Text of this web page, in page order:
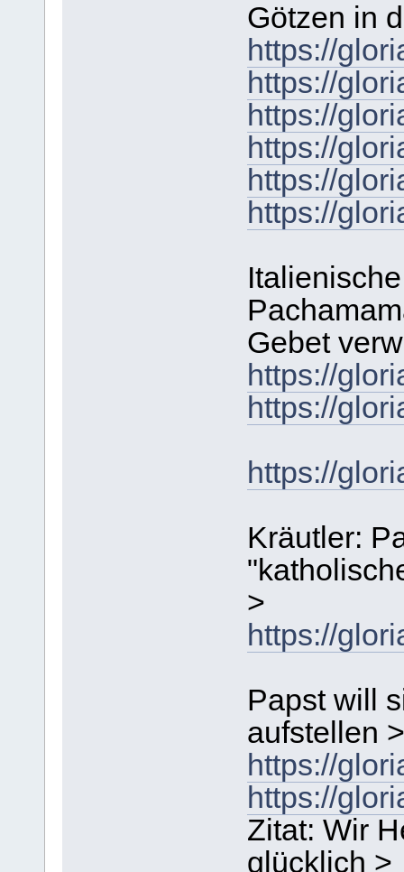
Götzen in
https://
https://
https://
https://
https://
https://
Gebet
https://
https://
https://
Kräutler:
>
https://
Papst will
aufstellen >
https://
https://
Zitat: Wir
glücklich >